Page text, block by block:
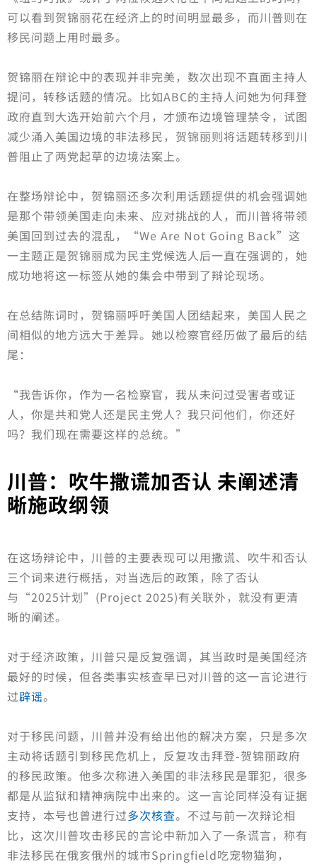
可以看到贺锦丽花在经济上的时间明显最多，而川普则在
移民问题上用时最多。
贺锦丽在辩论中的表现并非完美，数次出现不直面主持人
提问，转移话题的情况。比如ABC的主持人问她为何拜登
政府直到大选开始前六个月，才颁布边境管理禁令，试图
减少涌入美国边境的非法移民，贺锦丽则将话题转移到川
普阻止了两党起草的边境法案上。
在整场辩论中，贺锦丽还多次利用话题提供的机会强调她
是那个带领美国走向未来、应对挑战的人，而川普将带领
美国回到过去的混乱，“We Are Not Going Back”这
一主题正是贺锦丽成为民主党候选人后一直在强调的，她
成功地将这一标签从她的集会中带到了辩论现场。
在总结陈词时，贺锦丽呼吁美国人团结起来，美国人民之
间相似的地方远大于差异。她以检察官经历做了最后的结
尾：
“我告诉你，作为一名检察官，我从未问过受害者或证
人，你是共和党人还是民主党人？我只问他们，你还好
吗？我们现在需要这样的总统。”
川普：吹牛撒谎加否认 未阐述清
晰施政纲领
在这场辩论中，川普的主要表现可以用撒谎、吹牛和否认
三个词来进行概括，对当选后的政策，除了否认
与“2025计划”(Project 2025)有关联外，就没有更清
晰的阐述。
对于经济政策，川普只是反复强调，其当政时是美国经济
最好的时候，但各类事实核查早已对川普的这一言论进行
过辟谣。
对于移民问题，川普并没有给出他的解决方案，只是多次
主动将话题引到移民危机上，反复攻击拜登-贺锦丽政府
的移民政策。他多次称进入美国的非法移民是罪犯，很多
都是从监狱和精神病院中出来的。这一言论同样没有证据
支持，本号也曾进行过多次核查。不过与前一次辩论相
比，这次川普攻击移民的言论中新加入了一条谎言，称有
非法移民在俄亥俄州的城市Springfield吃宠物猫狗，